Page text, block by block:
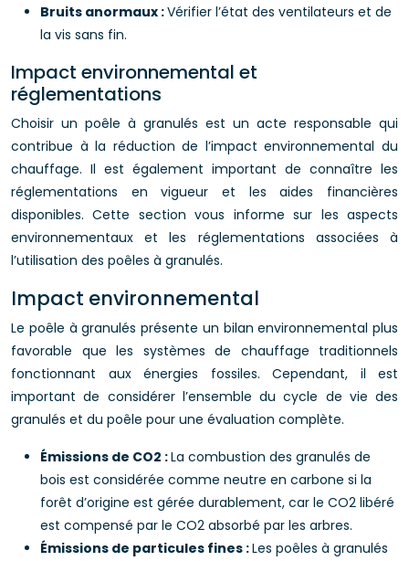
Bruits anormaux :Vérifier l’état des ventilateurs et de
la vis sans fin.
Impact environnemental et
réglementations
Choisir un poêle à granulés est un acte responsable qui
contribue à la réduction de l’impact environnemental du
chauffage. Il est également important de connaître les
réglementations en vigueur et les aides financières
disponibles. Cette section vous informe sur les aspects
environnementaux et les réglementations associées à
l’utilisation des poêles à granulés.
Impact environnemental
Le poêle à granulés présente un bilan environnemental plus
favorable que les systèmes de chauffage traditionnels
fonctionnant aux énergies fossiles. Cependant, il est
important de considérer l’ensemble du cycle de vie des
granulés et du poêle pour une évaluation complète.
Émissions de CO2 :La combustion des granulés de
bois est considérée comme neutre en carbone si la
forêt d’origine est gérée durablement, car le CO2 libéré
est compensé par le CO2 absorbé par les arbres.
Émissions de particules fines :Les poêles à granulés